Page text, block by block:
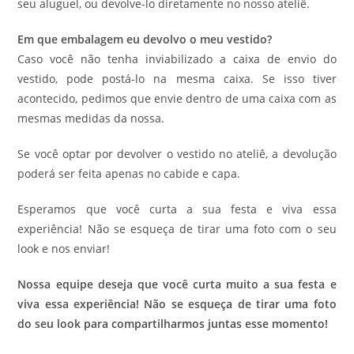
seu aluguel, ou devolve-lo diretamente no nosso ateliê.
Em que embalagem eu devolvo o meu vestido?
Caso você não tenha inviabilizado a caixa de envio do
vestido, pode postá-lo na mesma caixa. Se isso tiver
acontecido, pedimos que envie dentro de uma caixa com as
mesmas medidas da nossa.
Se você optar por devolver o vestido no ateliê, a devolução
poderá ser feita apenas no cabide e capa.
Esperamos que você curta a sua festa e viva essa
experiência! Não se esqueça de tirar uma foto com o seu
look e nos enviar!
Nossa equipe deseja que você curta muito a sua festa e
viva essa experiência! Não se esqueça de tirar uma foto
do seu look para compartilharmos juntas esse momento!